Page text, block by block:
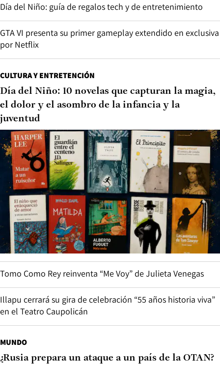
Día del Niño: guía de regalos tech y de entretenimiento
GTA VI presenta su primer gameplay extendido en exclusiva
por Netflix
CULTURA Y ENTRETENCIÓN
Día del Niño: 10 novelas que capturan la magia,
el dolor y el asombro de la infancia y la
juventud
Tomo Como Rey reinventa “Me Voy” de Julieta Venegas
Illapu cerrará su gira de celebración “55 años historia viva”
en el Teatro Caupolicán
MUNDO
¿Rusia prepara un ataque a un país de la OTAN?